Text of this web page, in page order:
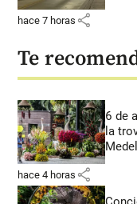
hace 7 horas share
Te
6 de
la
hace 4 horas share